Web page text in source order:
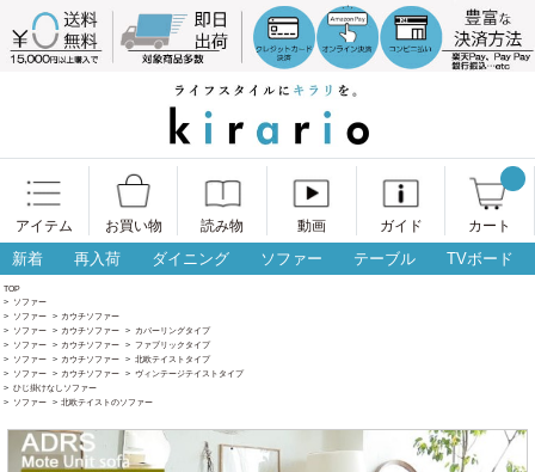
アイテム お買い物 読み物 動画 ガイド カート
新着 再入荷 ダイニング ソファー テーブル TVボード
TOP
> ソファー
> ソファー > カウチソファー
> ソファー > カウチソファー > カバーリングタイプ
> ソファー > カウチソファー > ファブリックタイプ
> ソファー > カウチソファー > 北欧テイストタイプ
> ソファー > カウチソファー > ヴィンテージテイストタイプ
> ひじ掛けなしソファー
> ソファー > 北欧テイストのソファー